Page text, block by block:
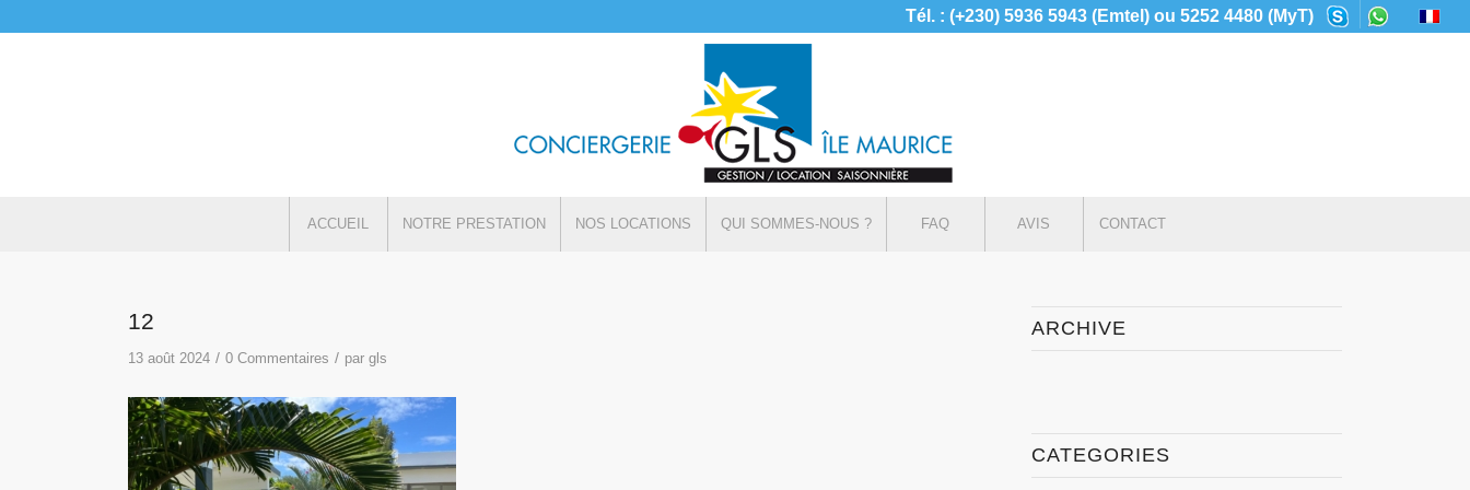
Tél. : (+230) 5936 5943 (Emtel) ou 5252 4480 (MyT)
ACCUEIL NOTRE PRESTATION NOS LOCATIONS QUI SOMMES-NOUS ? FAQ AVIS CONTACT
12
13 août 2024 / 0 Commentaires / pargls
ARCHIVE
CATEGORIES